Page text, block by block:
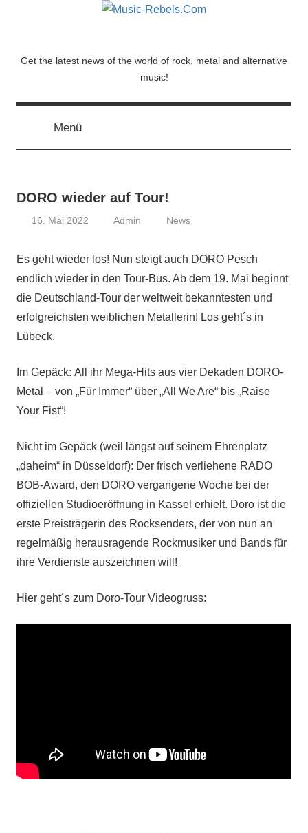
Music-
Rebels.Com
Get the latest news of the world of rock, metal and alternative
music!
Menü
DORO wieder auf Tour!
16. Mai 2022 Admin News
Es geht wieder los! Nun steigt auch DORO Pesch
endlich wieder in den Tour-Bus. Ab dem 19. Mai beginnt
die Deutschland-Tour der weltweit bekanntesten und
erfolgreichsten weiblichen Metallerin! Los geht´s in
Lübeck.
Im Gepäck: All ihr Mega-Hits aus vier Dekaden DORO-
Metal – von „Für Immer“ über „All We Are“ bis „Raise
Your Fist“!
Nicht im Gepäck (weil längst auf seinem Ehrenplatz
„daheim“ in Düsseldorf): Der frisch verliehene RADO
BOB-Award, den DORO vergangene Woche bei der
offiziellen Studioeröffnung in Kassel erhielt. Doro ist die
erste Preisträgerin des Rocksenders, der von nun an
regelmäßig herausragende Rockmusiker und Bands für
ihre Verdienste auszeichnen will!
Hier geht´s zum Doro-Tour Videogruss: